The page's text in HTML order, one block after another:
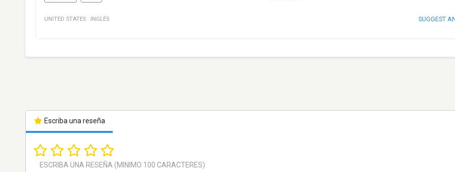
UNITED STATES · INGLÉS SUGGEST
Escriba una reseña